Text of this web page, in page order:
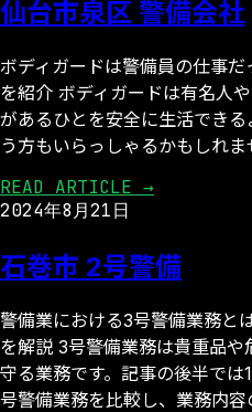
仙台市泉区 警備会社
ボディガードは警備員の仕事
を紹介 ボディガードは有名人
があるひとを安全に生活でき
う方もいらっしゃるかもしれ
READ ARTICLE →
2024年8月21日
石巻市 2号警備
警備業における3号警備業務と
を解説 3号警備業務は貴重品
守る業務です。記事の後半で
号警備業務を比較し、業務内